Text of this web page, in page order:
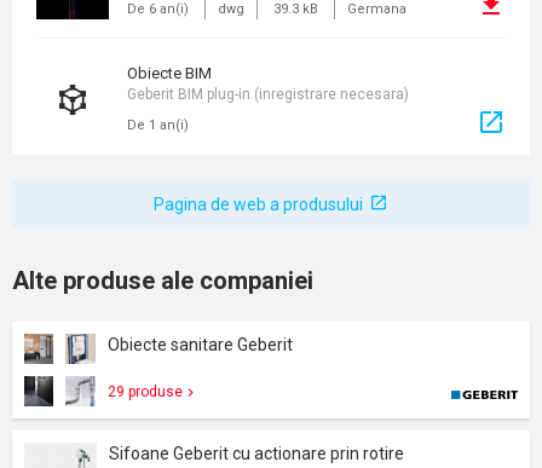
De 6 an(i) dwg 39.3 kB Germana
obiecte BIM
De 1 an(i)
Geberit BIM plug-in (inregistrare necesara)
Pagina de web a produsului
Alte produse ale companiei
Obiecte sanitare Geberit
29 produse
Sifoane Geberit cu actionare prin rotire